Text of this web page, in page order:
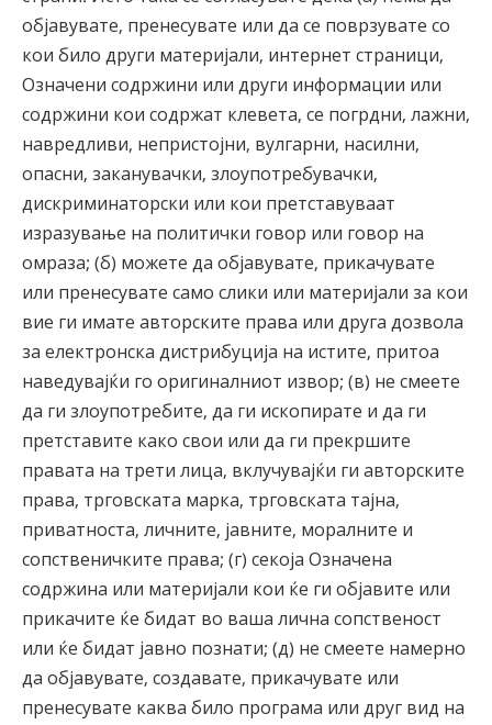
објавувате, пренесувате или да се поврзувате со
кои било други материјали, интернет страници,
Означени содржини или други информации или
содржини кои содржат клевета, се погрдни, лажни,
навредливи, непристојни, вулгарни, насилни,
опасни, заканувачки, злоупотребувачки,
дискриминаторски или кои претставуваат
изразување на политички говор или говор на
омраза; (б) можете да објавувате, прикачувате
или пренесувате само слики или материјали за кои
вие ги имате авторските права или друга дозвола
за електронска дистрибуција на истите, притоа
наведувајќи го оригиналниот извор; (в) не смеете
да ги злоупотребите, да ги ископирате и да ги
претставите како свои или да ги прекршите
правата на трети лица, вклучувајќи ги авторските
права, трговската марка, трговската тајна,
приватноста, личните, јавните, моралните и
сопственичките права; (г) секоја Означена
содржина или материјали кои ќе ги објавите или
прикачите ќе бидат во ваша лична сопственост
или ќе бидат јавно познати; (д) не смеете намерно
да објавувате, создавате, прикачувате или
пренесувате каква било програма или друг вид на